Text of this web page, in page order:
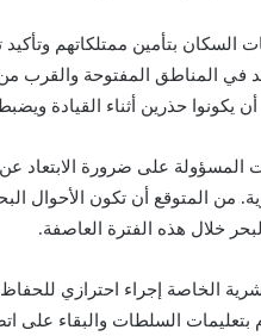
السكان بتأمين ممتلكاتهم وتأكيد
في المناطق المفتوحة والقرب
يكونوا حذرين أثناء القيادة
المسؤولة على ضرورة الابتعاد
من المتوقع أن تكون الأحوال
خلال هذه الفترة العاصفة.
الخاصة إجراء احترازي
بتعليمات السلطات والبقاء على